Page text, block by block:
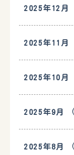
2025年12月
2025年11月
2025年10月
2025年9月
2025年8月